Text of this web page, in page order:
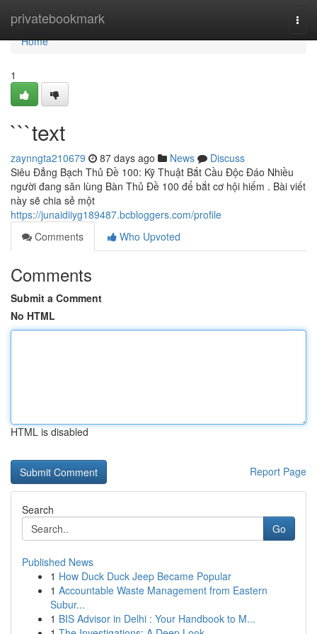
privatebookmark
Home
Home
1
```text
zaynngta210679 87 days ago News
Discuss
Siêu Đẳng Bạch Thủ Đề 100: Kỹ Thuật Bắt Cầu Độc Đáo Nhiều
người đang săn lùng Bàn Thủ Đề 100 để bắt cơ hội hiếm . Bài viết
này sẽ chia sẻ một
https://junaidiiyg189487.bcbloggers.com/profile
Comments
Who Upvoted
Comments
Submit a Comment
No HTML
HTML is disabled
Report Page
Search
Go
Published News
1 How Duck Duck Jeep Became Popular
1 Accountable Waste Management from Eastern
Subur...
1 BIS Advisor in Delhi : Your Handbook to M...